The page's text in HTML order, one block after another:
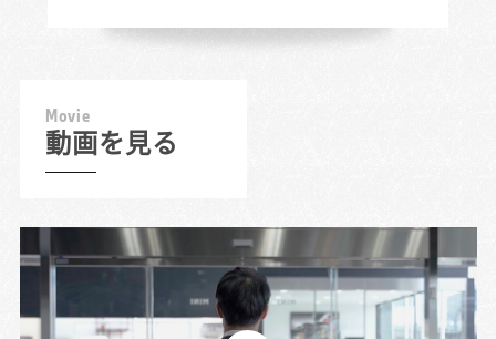
Movie
動画を見る